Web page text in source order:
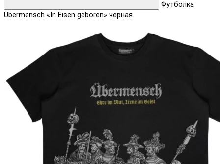
Футболка
Übermensch «In Eisen geboren» черная